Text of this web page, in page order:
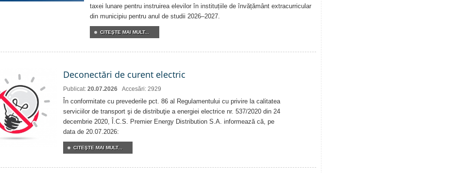
taxei lunare pentru instruirea elevilor în instituțiile de învățământ extracurricular
din municipiu pentru anul de studii 2026–2027.
CITEŞTE MAI MULT...
Deconectări de curent electric
Publicat: 20.07.2026 Accesări: 2929
În conformitate cu prevederile pct. 86 al Regulamentului cu privire la calitatea
serviciilor de transport şi de distribuţie a energiei electrice nr. 537/2020 din 24
decembrie 2020, Î.C.S. Premier Energy Distribution S.A. informează că, pe
data de 20.07.2026:
CITEŞTE MAI MULT...